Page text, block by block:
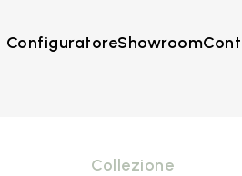
ConfiguratoreShowroom
Collezione